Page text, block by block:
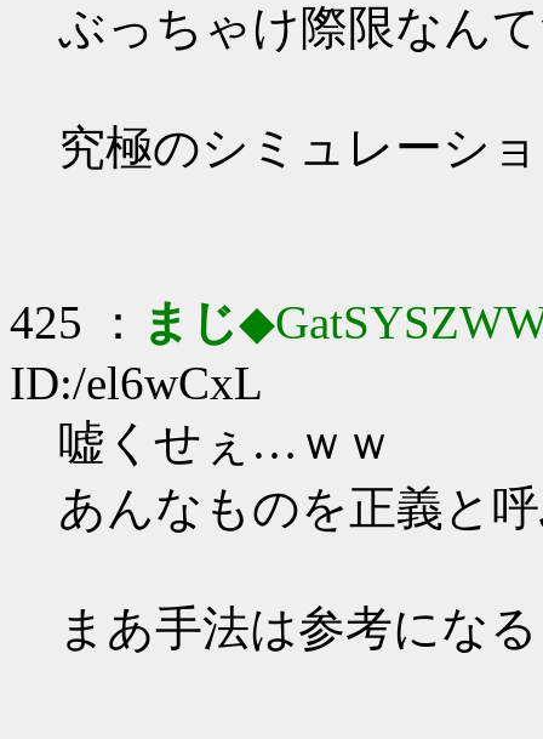
ぶっちゃけ際限なん
究極のシミュレーシ
425 ： まじ
ID:/el6wCxL
嘘くせぇ…ｗｗ
あんなものを正義と
まあ手法は参考になる